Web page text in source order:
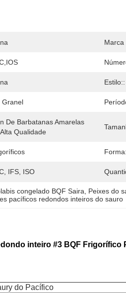
Marca
Estilo::
Granel
De Barbatanas Amarelas
Qualidade
Forma:
IFS, ISO
congelado BQF Saira Peixes do
pacíficos redondos inteiros do sauro
inteiro #3 BQF
do Pacífico